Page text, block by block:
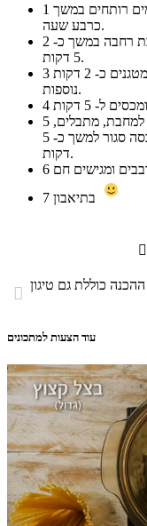
1
כרבע שעה.
2
5 דקות.
3
נוספות.
4
5
מערבבים, מכבים את האש ומשאירים עם מכסה סגור למשך כ- 5
דקות.
6
7


עוד הצעות למתכונים